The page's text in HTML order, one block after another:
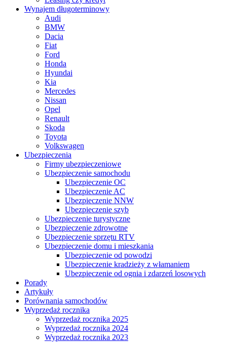
Wynajem długoterminowy
Audi
BMW
Dacia
Fiat
Ford
Honda
Hyundai
Kia
Mercedes
Nissan
Opel
Renault
Skoda
Toyota
Volkswagen
Ubezpieczenia
Firmy ubezpieczeniowe
Ubezpieczenie samochodu
Ubezpieczenie OC
Ubezpieczenie AC
Ubezpieczenie NNW
Ubezpieczenie szyb
Ubezpieczenie turystyczne
Ubezpieczenie zdrowotne
Ubezpieczenie sprzętu RTV
Ubezpieczenie domu i mieszkania
Ubezpieczenie od powodzi
Ubezpieczenie kradzieży z włamaniem
Ubezpieczenie od ognia i zdarzeń losowych
Porady
Artykuły
Porównania samochodów
Wyprzedaż rocznika
Wyprzedaż rocznika 2025
Wyprzedaż rocznika 2024
Wyprzedaż rocznika 2023